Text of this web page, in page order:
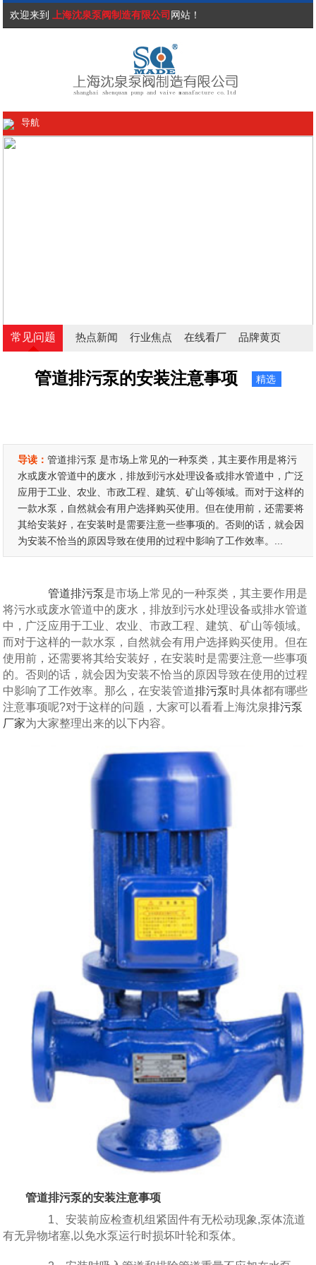
欢迎来到 上海沈泉泵阀制造有限公司 网站！
导航
常见问题 热点新闻 行业焦点 在线看厂 品牌黄页
管道排污泵的安装注意事项 精选
导读：管道排污泵 是市场上常见的一种泵类，其主要作用是将污
水或废水管道中的废水，排放到污水处理设备或排水管道中，广泛
应用于工业、农业、市政工程、建筑、矿山等领域。而对于这样的
一款水泵，自然就会有用户选择购买使用。但在使用前，还需要将
其给安装好，在安装时是需要注意一些事项的。否则的话，就会因
为安装不恰当的原因导致在使用的过程中影响了工作效率。...
管道排污泵是市场上常见的一种泵类，其主要作用是
将污水或废水管道中的废水，排放到污水处理设备或排水管道
中，广泛应用于工业、农业、市政工程、建筑、矿山等领域。
而对于这样的一款水泵，自然就会有用户选择购买使用。但在
使用前，还需要将其给安装好，在安装时是需要注意一些事项
的。否则的话，就会因为安装不恰当的原因导致在使用的过程
中影响了工作效率。那么，在安装管道排污泵时具体都有哪些
注意事项呢?对于这样的问题，大家可以看看上海沈泉排污泵
厂家为大家整理出来的以下内容。
管道排污泵的安装注意事项
1、安装前应检查机组紧固件有无松动现象,泵体流道
有无异物堵塞,以免水泵运行时损坏叶轮和泵体。